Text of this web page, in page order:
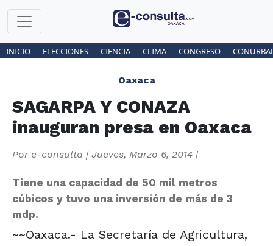
INICIO ELECCIONES CIENCIA CLIMA CONGRESO
Oaxaca
SAGARPA Y CONAZA
inauguran presa en Oaxaca
Por e-consulta | Jueves, Marzo 6, 2014 |
Tiene una capacidad de 50 mil metros
cúbicos y tuvo una inversión de más de 3
mdp.
~~Oaxaca.- La Secretaría de Agricultura,